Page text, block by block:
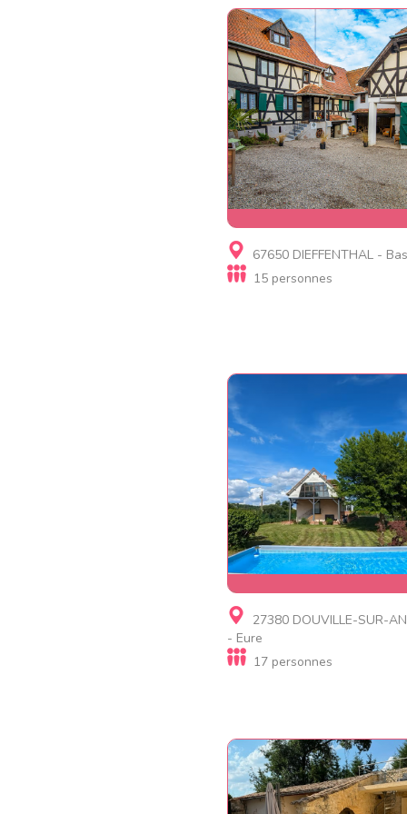
Gite
Le vieux Pressoir
67650 DIEFFENTHAL -
15 personnes
Gite
Maison normande + 30
activités
27380 DOUVILLE-SUR-
- Eure
17 personnes